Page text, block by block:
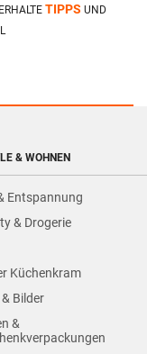
TIPPS UND
& WOHNEN
Entspannung
& Drogerie
Küchenkram
& Bilder
&